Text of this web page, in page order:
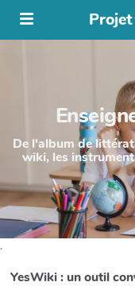
De l'album de
wiki, les
.
YesWiki : un outil